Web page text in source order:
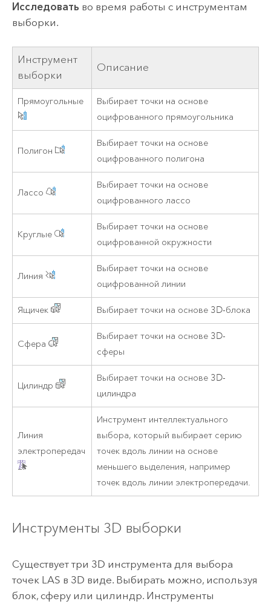
Исследовать во время работы с инструментам
выборки.
Инструмент
выборки
Описание
Прямоугольные
Выбирает точки на основе
оцифрованного прямоугольника
Полигон
Выбирает точки на основе
оцифрованного полигона
Лассо
Выбирает точки на основе
оцифрованного лассо
Круглые
Выбирает точки на основе
оцифрованной окружности
Линия
Выбирает точки на основе
оцифрованной линии
Ящичек Выбирает точки на основе 3D-блока
Сфера
Выбирает точки на основе 3D-
сферы
Цилиндр
Выбирает точки на основе 3D-
цилиндра
Линия
электропередач
Инструмент интеллектуального
выбора, который выбирает серию
точек вдоль линии на основе
меньшего выделения, например
точек вдоль линии электропередачи.
Инструменты 3D выборки
Существует три 3D инструмента для выбора
точек LAS в 3D виде. Выбирать можно, используя
блок, сферу или цилиндр. Инструменты